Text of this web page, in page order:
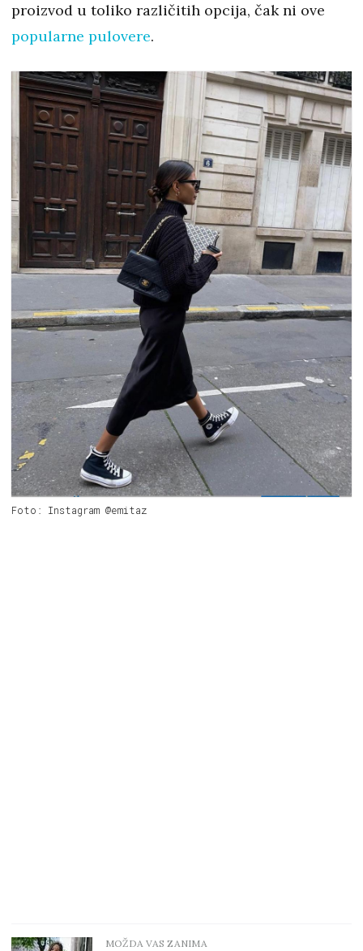
proizvod u toliko različitih opcija, čak ni ove
popularne pulovere.
Foto: Instagram @emitaz
MOŽDA VAS ZANIMA